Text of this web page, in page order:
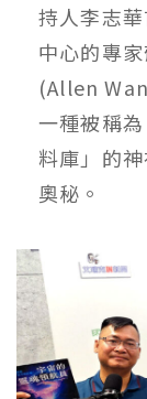
持人李志
中心的專
(Allen
一種被稱
料庫」的
奧秘。